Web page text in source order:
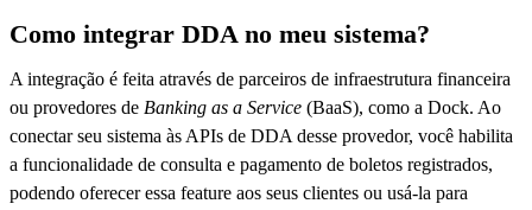
Como integrar DDA no meu sistema?
A integração é feita através de parceiros de infraestrutura financeira
ou provedores de Banking as a Service (BaaS), como a Dock. Ao
conectar seu sistema às APIs de DDA desse provedor, você habilita
a funcionalidade de consulta e pagamento de boletos registrados,
podendo oferecer essa feature aos seus clientes ou usá-la para